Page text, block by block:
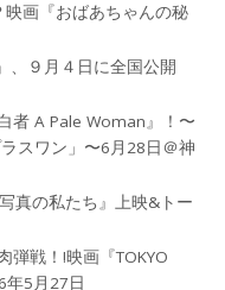
画『おばあちゃんの秘
、９月４日に全国公開
者 A Pale Woman』！〜
スワン」〜6月28日＠神
真の私たち』上映&トー
弾戦！!映画『TOKYO
年5月27日